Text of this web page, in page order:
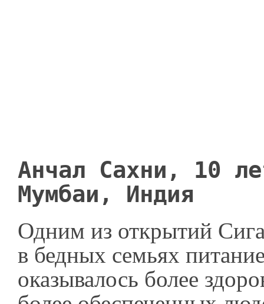
Анчал Сахни, 10
Мумбаи, Индия
Одним из открытий
в бедных семьях
оказывалось более